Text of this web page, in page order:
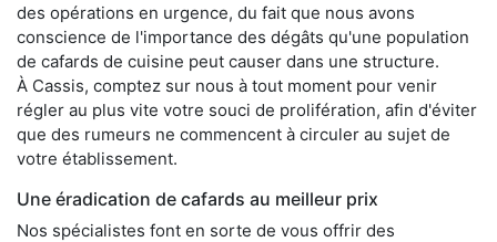
des opérations en urgence, du fait que nous avons
conscience de l'importance des dégâts qu'une population
de cafards de cuisine peut causer dans une structure.
À Cassis, comptez sur nous à tout moment pour venir
régler au plus vite votre souci de prolifération, afin d'éviter
que des rumeurs ne commencent à circuler au sujet de
votre établissement.
Une éradication de cafards au meilleur prix
Nos spécialistes font en sorte de vous offrir des